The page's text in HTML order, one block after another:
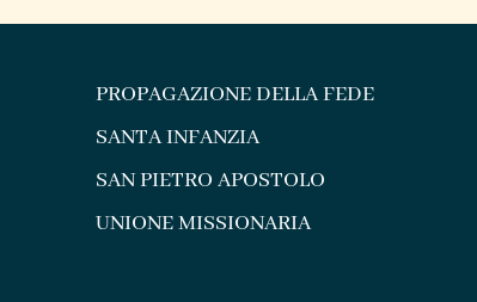
PROPAGAZIONE DELLA FEDE
SANTA INFANZIA
SAN PIETRO APOSTOLO
UNIONE MISSIONARIA